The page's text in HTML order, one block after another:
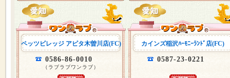
ペッツビレッジ アピタ木曽川店(FC)
0586-86-0010
（ラブラブワンラブ）
カインズ稲沢ﾊｰﾓﾆｰﾗﾝﾄﾞ店(FC)
0587-23-0221